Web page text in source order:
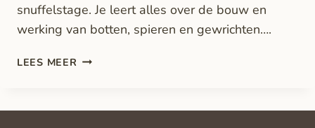
snuffelstage. Je leert alles over de bouw en
werking van botten, spieren en gewrichten….
LEES MEER